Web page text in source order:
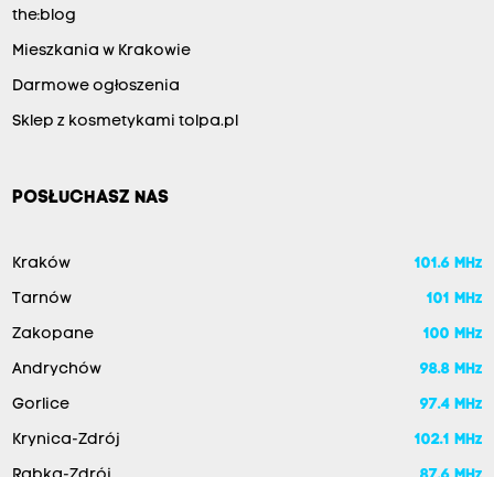
the:blog
Mieszkania w Krakowie
Darmowe ogłoszenia
Sklep z kosmetykami tolpa.pl
POSŁUCHASZ NAS
Kraków 101.6 MHz
Tarnów 101 MHz
Zakopane 100 MHz
Andrychów 98.8 MHz
Gorlice 97.4 MHz
Krynica-Zdrój 102.1 MHz